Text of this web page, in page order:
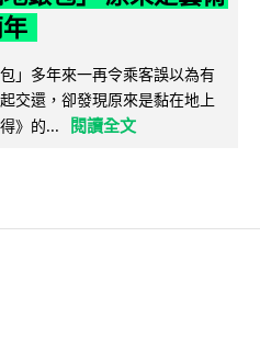
」多年來一再令乘客誤以為有
交還，卻發現原來是黏在地上
》的...
閱讀全文